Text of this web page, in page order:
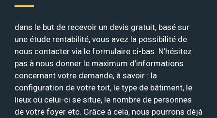
dans le but de recevoir un devis gratuit, basé sur
une étude rentabilité, vous avez la possibilité de
nous contacter via le formulaire ci-bas. N’hésitez
pas à nous donner le maximum d’informations
concernant votre demande, à savoir : la
configuration de votre toit, le type de bâtiment, le
lieux où celui-ci se situe, le nombre de personnes
de votre foyer etc. Grâce à cela, nous pourrons déjà